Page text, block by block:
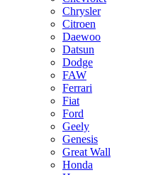
Chrysler
Citroen
Daewoo
Datsun
Dodge
FAW
Ferrari
Fiat
Ford
Geely
Genesis
Great Wall
Honda